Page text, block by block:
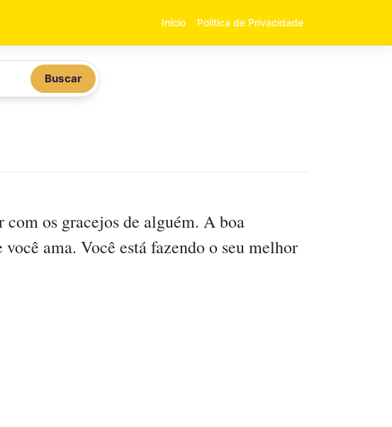
Início Política de Privacidade
Buscar
os gracejos de alguém. A boa
ama. Você está fazendo o seu melhor